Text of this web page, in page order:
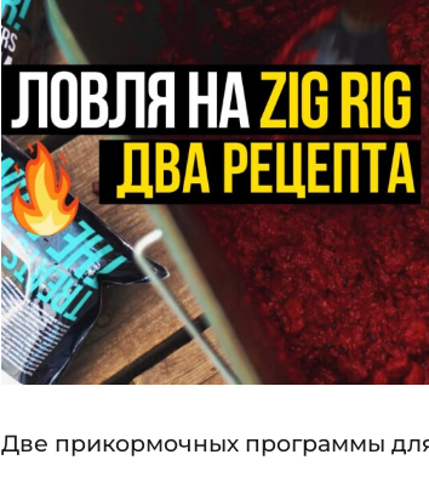
5
.
0
2
5
2
5
Две прикормочных программы